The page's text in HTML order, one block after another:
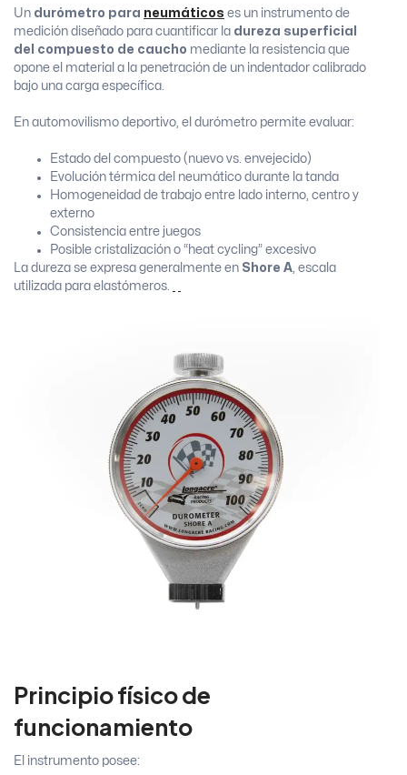
Un durómetro para neumáticos es un instrumento de
medición diseñado para cuantificar la dureza superficial
del compuesto de caucho mediante la resistencia que
opone el material a la penetración de un indentador calibrado
bajo una carga específica.
En automovilismo deportivo, el durómetro permite evaluar:
Estado del compuesto (nuevo vs. envejecido)
Evolución térmica del neumático durante la tanda
Homogeneidad de trabajo entre lado interno, centro y
externo
Consistencia entre juegos
Posible cristalización o “heat cycling” excesivo
La dureza se expresa generalmente en Shore A , escala
utilizada para elastómeros.
Principio físico de
funcionamiento
El instrumento posee: